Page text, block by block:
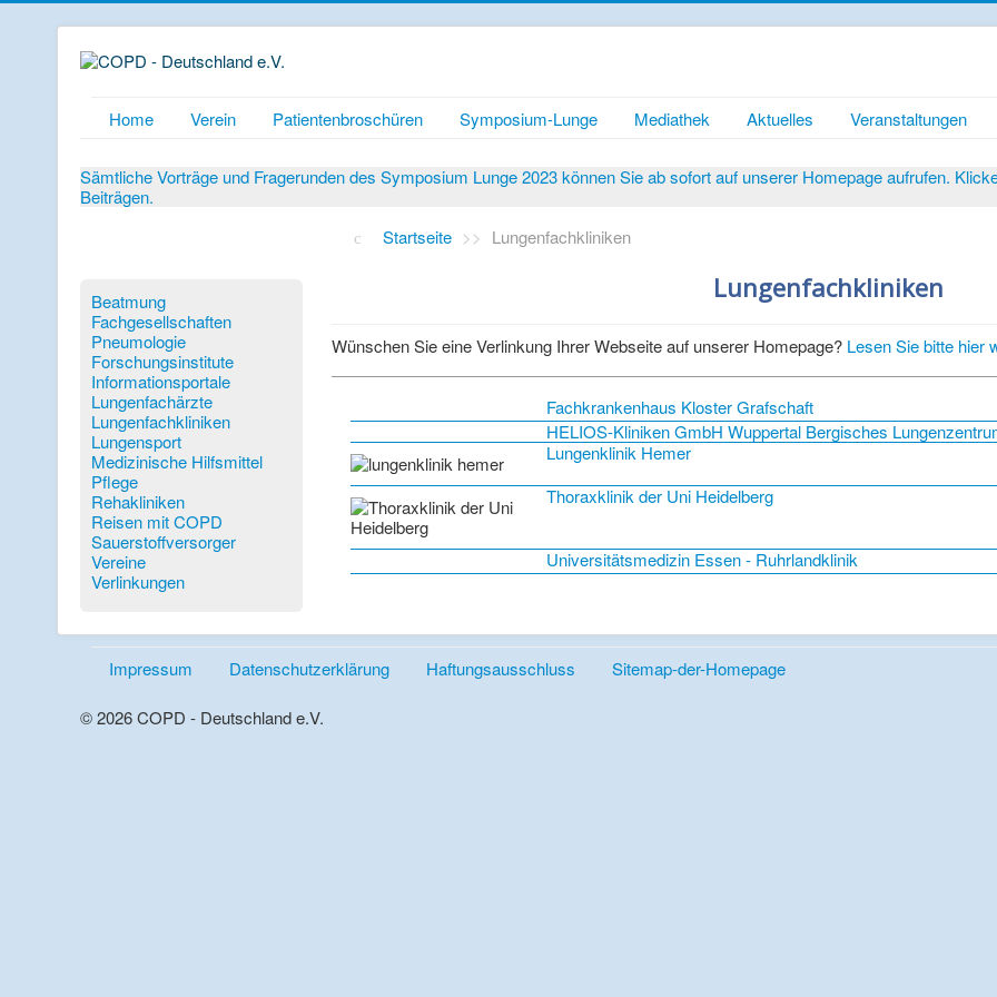
Home Verein Patientenbroschüren Symposium-Lunge Mediathek Aktuelles Veranstaltungen
Sämtliche Vorträge und Fragerunden des Symposium Lunge 2023 können Sie ab sofort auf unserer Homepage aufrufen.
Beiträgen.
Beatmung
Fachgesellschaften
Pneumologie
Forschungsinstitute
Informationsportale
Lungenfachärzte
Lungenfachkliniken
Lungensport
Medizinische Hilfsmittel
Pflege
Rehakliniken
Reisen mit COPD
Sauerstoffversorger
Vereine
Verlinkungen
Startseite >> Lungenfachkliniken
Lungenfachkliniken
Wünschen Sie eine Verlinkung Ihrer Webseite auf unserer Homepage? Lesen Sie bitte hier
Fachkrankenhaus Kloster Grafschaft
HELIOS-Kliniken GmbH Wuppertal Bergisches
Lungenklinik Hemer
Thoraxklinik der Uni Heidelberg
Universitätsmedizin Essen - Ruhrlandklinik
Impressum Datenschutzerklärung Haftungsausschluss Sitemap-der-Homepage
© 2026 COPD - Deutschland e.V.